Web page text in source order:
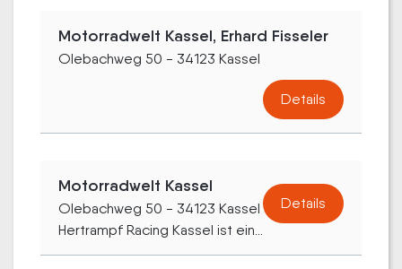
Motorradwelt Kassel, Erhard Fisseler
Olebachweg 50 - 34123 Kassel
Details
Motorradwelt Kassel
Olebachweg 50 - 34123 Kassel
Hertrampf Racing Kassel ist ein...
Details